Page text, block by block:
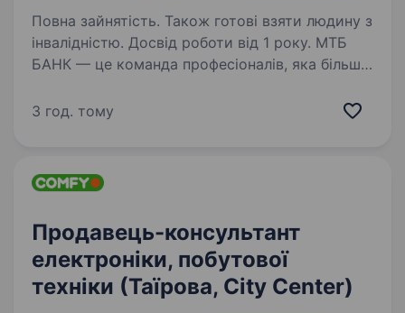
Повна зайнятість. Також готові взяти людину з
інвалідністю. Досвід роботи від 1 року. МТБ
БАНК — це команда професіоналів, яка більше
послуг, поєднуючи традиційні цінності із
перемога!…
3 год. тому
Продавець-консультант
електроніки, побутової
техніки (Таїрова, City Center)